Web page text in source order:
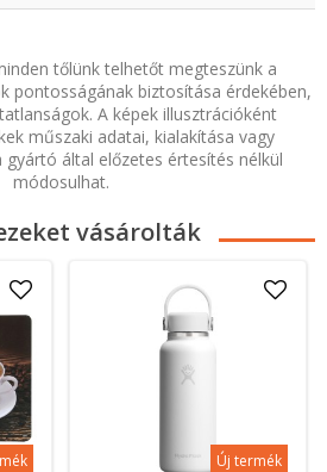
tőlünk telhetőt megteszünk a
pontosságának biztosítása érdekében,
A képek illusztrációként
műszaki adatai, kialakítása vagy
gyártó által előzetes értesítés nélkül
módosulhat.
vásárolták
Új termék